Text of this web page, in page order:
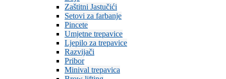
Zaštitni Jastučići
Setovi za farbanje
Pincete
Umjetne trepavice
Ljepilo za trepavice
Razvijači
Pribor
Minival trepavica